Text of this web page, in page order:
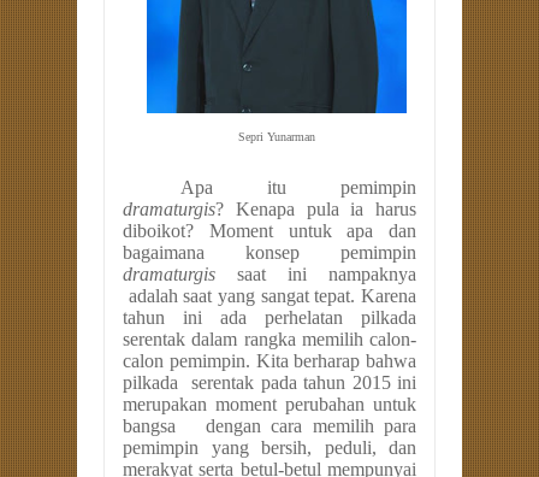
Sepri Yunarman
Apa itu pemimpin
dramaturgis? Kenapa pula ia harus
diboikot? Moment untuk apa dan
bagaimana konsep pemimpin
dramaturgis saat ini nampaknya
adalah saat yang sangat tepat. Karena
tahun ini ada perhelatan pilkada
serentak dalam rangka memilih calon-
calon pemimpin. Kita berharap bahwa
pilkada
serentak pada tahun 2015 ini
merupakan moment perubahan untuk
bangsa
dengan cara memilih para
pemimpin yang bersih, peduli, dan
merakyat serta betul-betul mempunyai